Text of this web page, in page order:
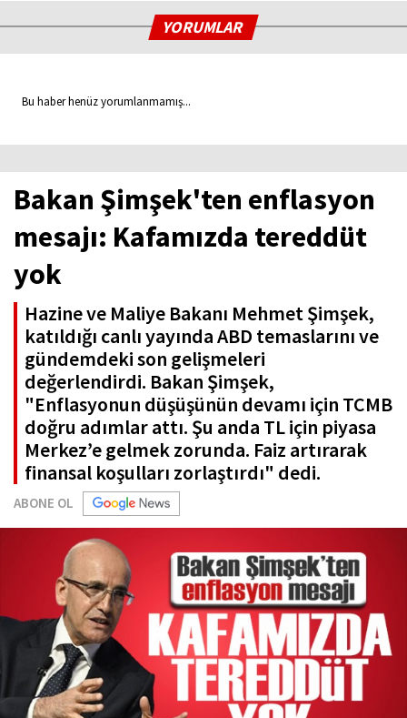
YORUMLAR
Bu haber henüz yorumlanmamış...
Bakan Şimşek'ten enflasyon
mesajı: Kafamızda tereddüt
yok
Hazine ve Maliye Bakanı Mehmet Şimşek,
katıldığı canlı yayında ABD temaslarını ve
gündemdeki son gelişmeleri
değerlendirdi. Bakan Şimşek,
"Enflasyonun düşüşünün devamı için TCMB
doğru adımlar attı. Şu anda TL için piyasa
Merkez’e gelmek zorunda. Faiz artırarak
finansal koşulları zorlaştırdı" dedi.
ABONE OL